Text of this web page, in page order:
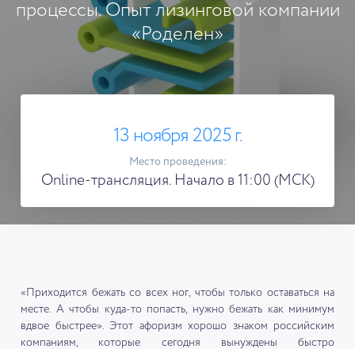
процессы. Опыт лизинговой компании
«Роделен»
13 ноября 2025 г.
Место проведения:
Online-трансляция. Начало в 11:00 (МСК)
«Приходится бежать со всех ног, чтобы только оставаться на
месте. А чтобы куда-то попасть, нужно бежать как минимум
вдвое быстрее». Этот афоризм хорошо знаком российским
компаниям, которые сегодня вынуждены быстро